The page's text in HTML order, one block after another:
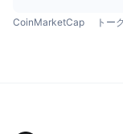
CoinMarketCap トー